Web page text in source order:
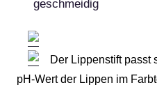
geschmeidig
Der Lippenstift passt
pH-Wert der Lippen im